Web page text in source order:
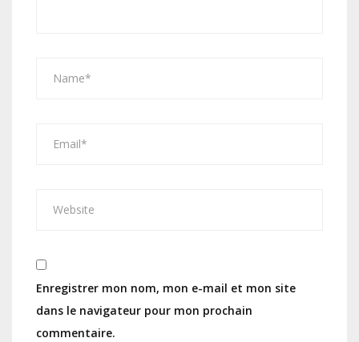
Enregistrer mon nom, mon e-mail et mon site
dans le navigateur pour mon prochain
commentaire.